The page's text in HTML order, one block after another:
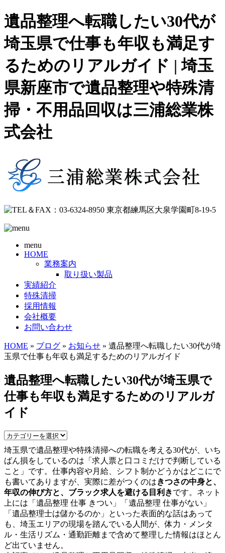
遺品整理へ転職したい30代が
埼玉県で仕事も年収も満足す
るためのリアルガイド | 埼玉
県新座市で遺品整理や特殊清
掃・不用品回収は三浦総業株
式会社
menu
HOME
業務案内
取り扱い製品
実績紹介
特殊清掃
採用情報
会社概要
お問い合わせ
HOME » ブログ » お知らせ » 遺品整理へ転職したい30代が埼
玉県で仕事も年収も満足するためのリアルガイド
遺品整理へ転職したい30代が埼玉県で
仕事も年収も満足するためのリアルガ
イド
埼玉県で遺品整理や特殊清掃への転職を考える30代が、いち
ばん損をしているのは「求人票と口コミだけで判断している
こと」です。仕事内容や月給、シフト制かどうかはどこにで
も書いてありますが、実際に差がつくのはきつさの中身と、
年収の伸び方と、ブラック求人を避ける目利きです。ネット
上には「遺品整理 仕事 きつい」「遺品整理 仕事がない」
「遺品整理士は儲かるのか」といった表面的な話はあって
も、埼玉エリアの現場を踏んでいる人間が、体力・メンタ
ル・生活リズム・通勤距離まで含めて整理した情報はほとん
ど出ていません。